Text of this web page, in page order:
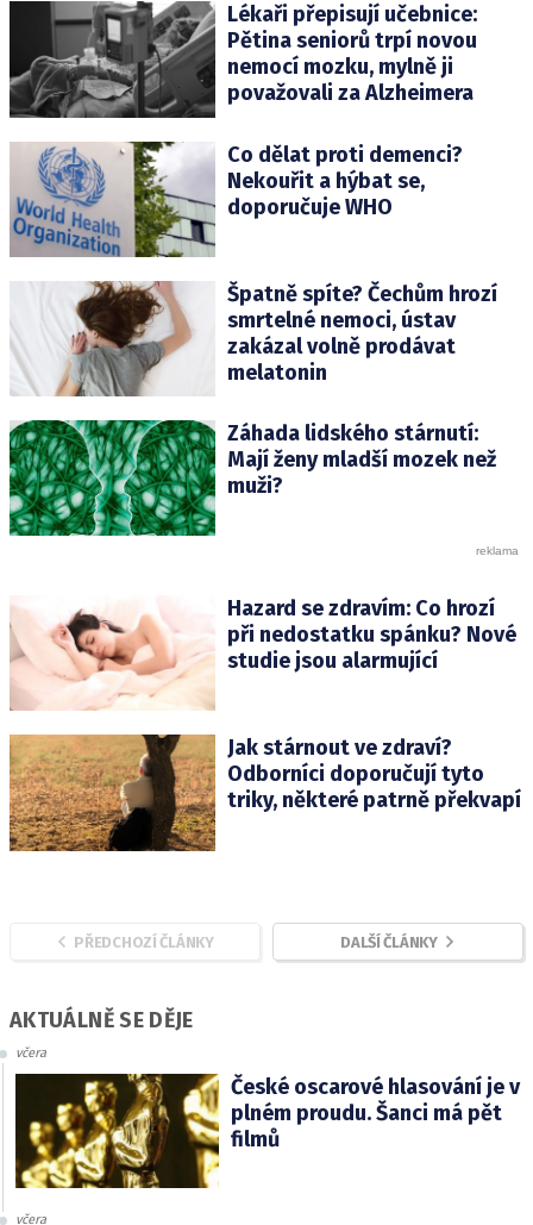
Lékaři přepisují učebnice:
Pětina seniorů trpí novou
nemocí mozku, mylně ji
považovali za Alzheimera
Co dělat proti demenci?
Nekouřit a hýbat se,
doporučuje WHO
Špatně spíte? Čechům hrozí
smrtelné nemoci, ústav
zakázal volně prodávat
melatonin
Záhada lidského stárnutí:
Mají ženy mladší mozek než
muži?
Hazard se zdravím: Co hrozí
při nedostatku spánku? Nové
studie jsou alarmující
Jak stárnout ve zdraví?
Odborníci doporučují tyto
triky, některé patrně překvapí
PŘEDCHOZÍ ČLÁNKY DALŠÍ ČLÁNKY
AKTUÁLNĚ SE DĚJE
včera
České oscarové hlasování je v
plném proudu. Šanci má pět
filmů
včera